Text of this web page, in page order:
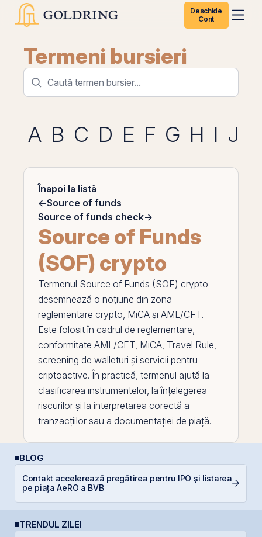
Deschide
Cont
Termeni bursieri
A B C D E F G H I J
Înapoi la listă
←Source of funds
Source of funds check→
Source of Funds
(SOF) crypto
Termenul Source of Funds (SOF) crypto
desemnează o noțiune din zona
reglementare crypto, MiCA și AML/CFT.
Este folosit în cadrul de reglementare,
conformitate AML/CFT, MiCA, Travel Rule,
screening de walleturi și servicii pentru
criptoactive. În practică, termenul ajută la
clasificarea instrumentelor, la înțelegerea
riscurilor și la interpretarea corectă a
tranzacțiilor sau a documentației de piață.
BLOG
Contakt accelerează pregătirea pentru IPO și listarea
pe piața AeRO a BVB
TRENDUL ZILEI